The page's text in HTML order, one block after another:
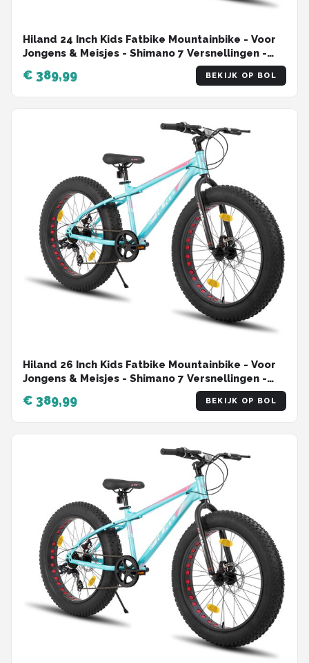
Hiland 24 Inch Kids Fatbike Mountainbike - Voor
Jongens & Meisjes - Shimano 7 Versnellingen -
Dubbele Schijfremmen - Vanaf 5 Jaar - Geschikt
voor buitenactiviteiten in de lente
€ 389,99 BEKIJK OP BOL
Hiland 26 Inch Kids Fatbike Mountainbike - Voor
Jongens & Meisjes - Shimano 7 Versnellingen -
Dubbele Schijfremmen - Vanaf 5 Jaar - Geschikt
voor buitenactiviteiten in de lente
€ 389,99 BEKIJK OP BOL